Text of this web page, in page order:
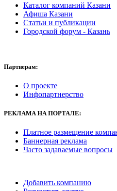
Каталог компаний Казани
Афиша Казани
Статьи и публикации
Городской форум - Казань
Партнерам:
О проекте
Инфопартнерство
РЕКЛАМАНА ПОРТАЛЕ:
Платное размещение
Баннерная реклама
Часто задаваемые вопросы
Добавить компанию